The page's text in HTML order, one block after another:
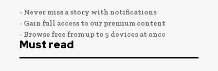
- Never miss a story with notifications
- Gain full access to our premium content
- Browse free from up to 5 devices at once
Must read